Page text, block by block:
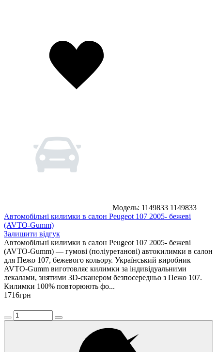
Модель: 1149833 1149833
Автомобільні килимки в салон Peugeot 107 2005- бежеві
(AVTO-Gumm)
Залишити відгук
Автомобільні килимки в салон Peugeot 107 2005- бежеві
(AVTO-Gumm) — гумові (поліуретанові) автокилимки в салон
для Пежо 107, бежевого кольору. Український виробник
AVTO-Gumm виготовляє килимки за індивідуальними
лекалами, знятими 3D-сканером безпосередньо з Пежо 107.
Килимки 100% повторюють фо...
1716грн